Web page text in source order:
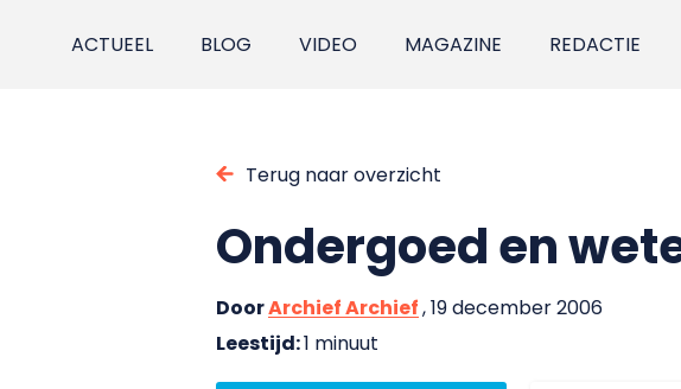
ACTUEEL BLOG VIDEO MAGAZINE REDACTIE
Terug naar overzicht
Ondergoed en
DoorArchief Archief, 19 december 2006
Leestijd:1 minuut